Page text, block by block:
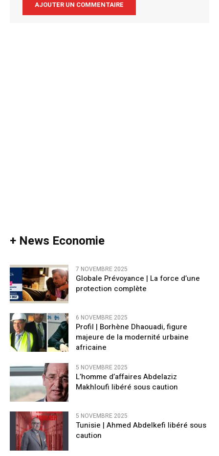
+ News Economie
7 NOVEMBRE 2025
Globale Prévoyance | La force d’une
protection complète
6 NOVEMBRE 2025
Profil | Borhène Dhaouadi, figure
majeure de la modernité urbaine
africaine
5 NOVEMBRE 2025
L’homme d’affaires Abdelaziz
Makhloufi libéré sous caution
5 NOVEMBRE 2025
Tunisie | Ahmed Abdelkefi libéré sous
caution